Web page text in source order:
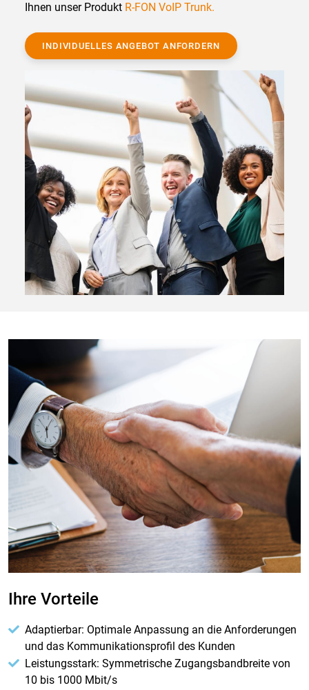
Ihnen unser Produkt R-FON VoIP Trunk.
INDIVIDUELLES ANGEBOT ANFORDERN
Ihre Vorteile
Adaptierbar: Optimale Anpassung an die Anforderungen
und das Kommunikationsprofil des Kunden
Leistungsstark: Symmetrische Zugangsbandbreite von
10 bis 1000 Mbit/s